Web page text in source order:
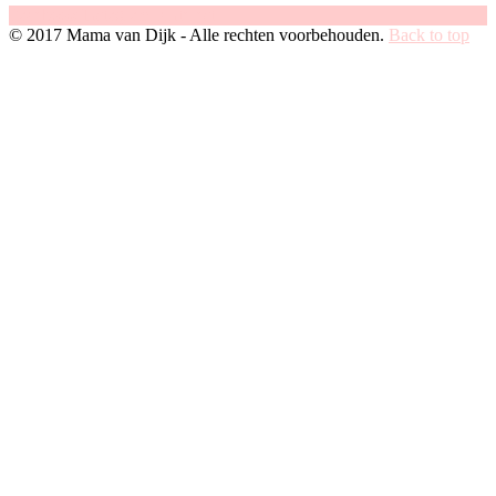
© 2017 Mama van Dijk - Alle rechten voorbehouden. Back to top